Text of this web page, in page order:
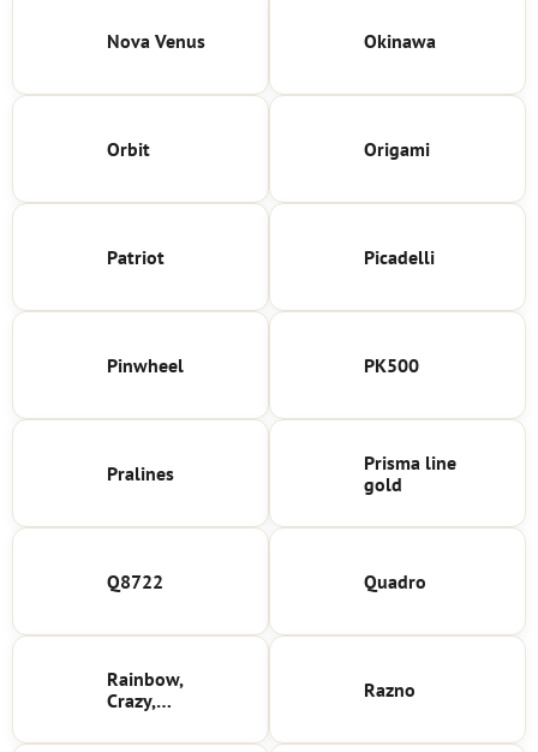
Nova Venus Okinawa
Orbit Origami
Patriot Picadelli
Pinwheel PK500
Pralines
Prisma line
gold
Q8722 Quadro
Rainbow,
Crazy,
Razno